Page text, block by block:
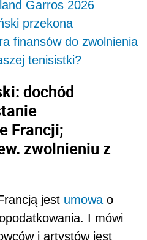
Garros 2026
przekona
finansów do zwolnienia
tenisistki?
dochód
Francji;
zwolnieniu z
jest umowa o
I mówi
i artystów jest